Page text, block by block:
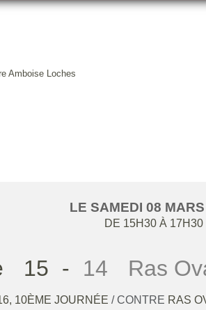
Amboise Loches
LE SAMEDI 08 MARS
DE 15H30 À 17H30
15 - 14 Ras
10ÈME JOURNÉE / CONTRE RAS